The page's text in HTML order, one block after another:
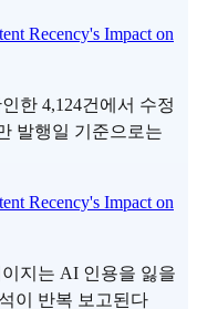
Recency's Impact on
한 4,124건에서 수정
발행일 기준으로는
Recency's Impact on
지는 AI 인용을 잃을
이 반복 보고된다